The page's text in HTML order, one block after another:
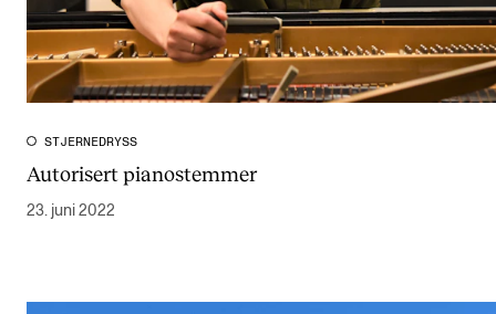
STJERNEDRYSS
Autorisert pianostemmer
23. juni 2022